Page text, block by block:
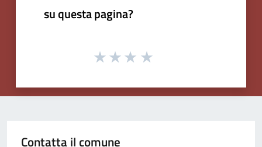
su questa pagina?
Contatta il comune